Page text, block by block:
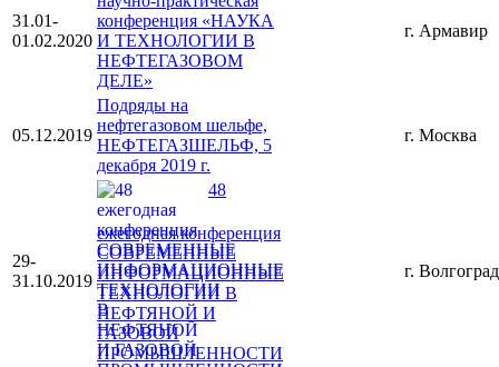
31.01-
01.02.2020
конференция «НАУКА
И ТЕХНОЛОГИИ В
НЕФТЕГАЗОВОМ
ДЕЛЕ»
г. Армавир
05.12.2019
Подряды на
нефтегазовом шельфе,
НЕФТЕГАЗШЕЛЬФ, 5
декабря 2019 г.
г. Москва
29-
31.10.2019
48
ежегодная конференция
СОВРЕМЕННЫЕ
ИНФОРМАЦИОННЫЕ
ТЕХНОЛОГИИ В
НЕФТЯНОЙ И
ГАЗОВОЙ
ПРОМЫШЛЕННОСТИ
г. Волгоград